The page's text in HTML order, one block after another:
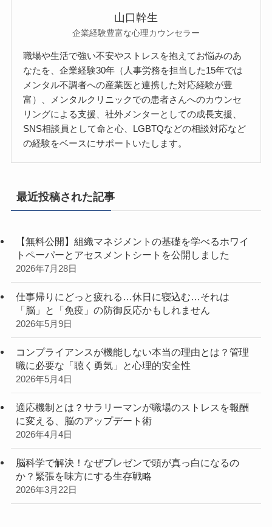
山口幹生
企業経験豊富な心理カウンセラー
職場や生活で強い不安やストレスを抱えてお悩みのあ
なたを、企業経験30年（人事労務を担当した15年では
メンタル不調者への産業医と連携した対応経験が豊
富）、メンタルクリニックでの患者さんへのカウンセ
リングによる支援、社外メンターとしての成長支援、
SNS相談員として命と心、LGBTQなどの相談対応など
の経験をベースにサポートいたします。
最近投稿された記事
【無料公開】組織マネジメントの基礎を学べるホワイ
トペーパーとアセスメントシートを公開しました
2026年7月28日
仕事帰りにどっと疲れる…休日に寝込む…それは
「脳」と「免疫」の防御反応かもしれません
2026年5月9日
コンプライアンスが機能しない本当の理由とは？管理
職に必要な「聴く勇気」と心理的安全性
2026年5月4日
適応機制とは？サラリーマンが職場のストレスを報酬
に変える、脳のアップデート術
2026年4月4日
脳科学で解決！なぜプレゼンで頭が真っ白になるの
か？緊張を味方にする生存戦略
2026年3月22日